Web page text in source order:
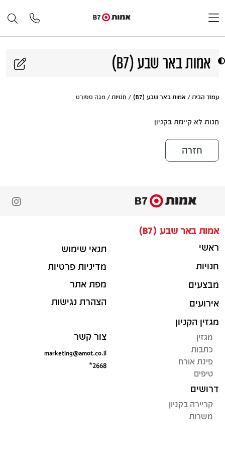
אמות באר שבע (B7)
עמוד הבית / אמות באר שבע (B7) / חנויות / מגה ספורט
חנות לא קיימת בקניון
חזרה
אמות באר שבע (B7)
ראשי
חנויות
מבצעים
אירועים
מגזין הקניון
מגזין
כתבות
פינת אורח
טיפים
דרושים
קריירה בקניון
משרות
תנאי שימוש
מדיניות פרטיות
מפת אתר
הצהרת נגישות
צור קשר
marketing@amot.co.il
*2668